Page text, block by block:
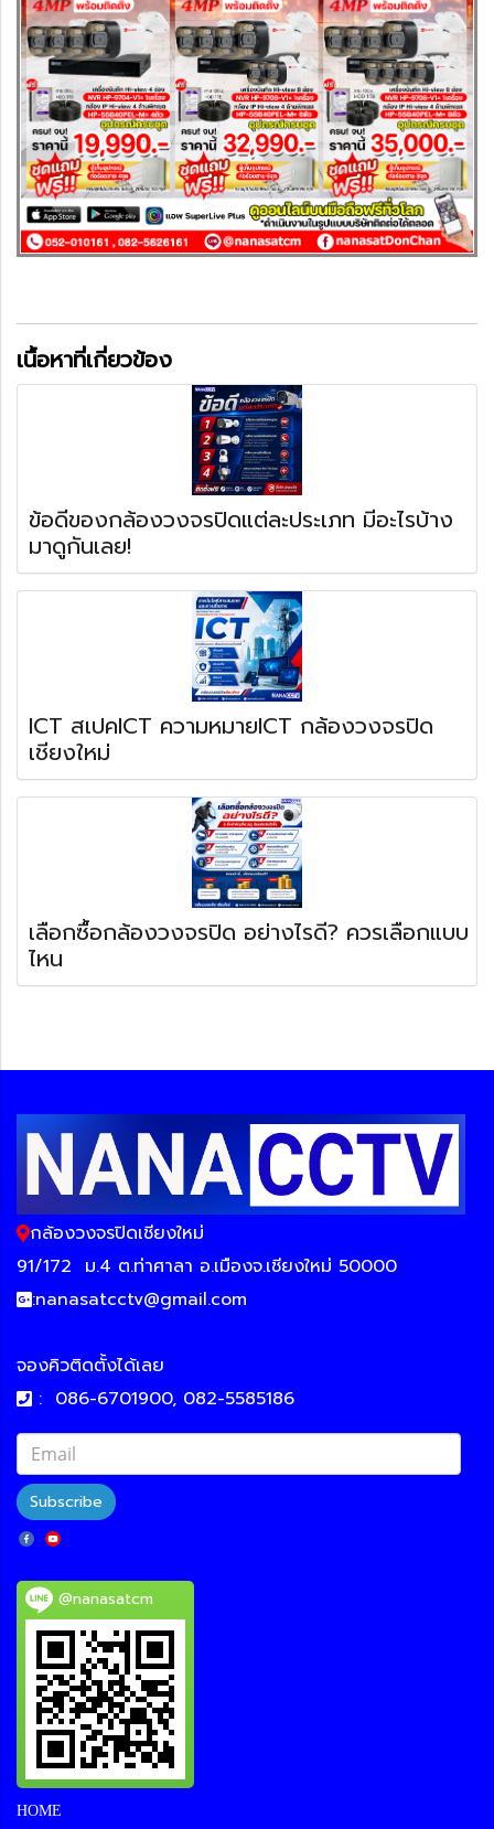
เนื้อหาที่เกี่ยวข้อง
ข้อดีของกล้องวงจรปิดแต่ละประเภท มีอะไรบ้าง
มาดูกันเลย!
ICT สเปคICT ความหมายICT กล้องวงจรปิด
เชียงใหม่
เลือกซื้อกล้องวงจรปิด อย่างไรดี? ควรเลือกแบบ
ไหน
กล้องวงจรปิดเชียงใหม่
91/172 ม.4 ต.ท่าศาลา อ.เมืองจ.เชียงใหม่ 50000
:nanasatcctv@gmail.com
จองคิวติดตั้งได้เลย
: 086-6701900, 082-5585186
Subscribe
@nanasatcm
HOME